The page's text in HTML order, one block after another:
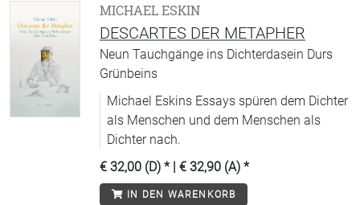
MICHAEL ESKIN
DESCARTES DER METAPHER
Neun Tauchgänge ins Dichterdasein Durs
Grünbeins
Michael Eskins Essays spüren dem Dichter
als Menschen und dem Menschen als
Dichter nach.
€ 32,00 (D) * | € 32,90 (A) *
IN DEN WARENKORB